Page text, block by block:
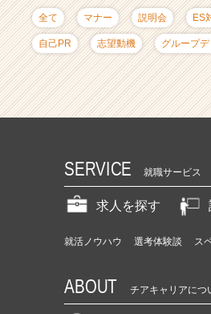
（C
h
e
e
r）
全て マナー 説明会 ES
自己PR 志望動機 グループ
SERVICE 就職サービス
求人を探す
就活ノウハウ 選考体験談 ス
ABOUT チアキャリアにつ